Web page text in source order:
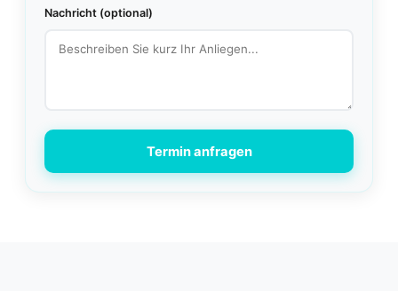
Nachricht (optional)
Termin anfragen